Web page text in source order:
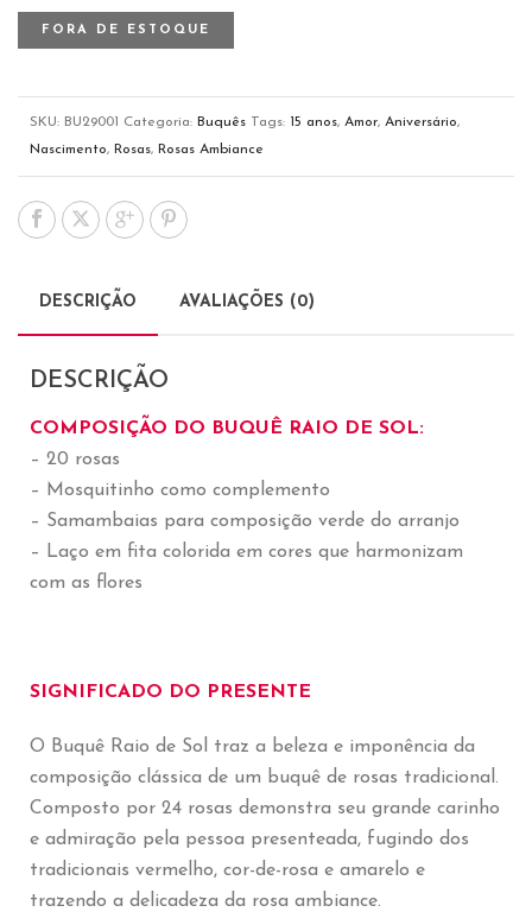
FORA DE ESTOQUE
SKU: BU29001 Categoria: Buquês Tags: 15 anos, Amor, Aniversário,
Nascimento, Rosas, Rosas Ambiance
DESCRIÇÃO AVALIAÇÕES (0)
DESCRIÇÃO
COMPOSIÇÃO DO BUQUÊ RAIO DE SOL:
– 20 rosas
– Mosquitinho como complemento
– Samambaias para composição verde do arranjo
– Laço em fita colorida em cores que harmonizam
com as flores
SIGNIFICADO DO PRESENTE
O Buquê Raio de Sol traz a beleza e imponência da
composição clássica de um buquê de rosas tradicional.
Composto por 24 rosas demonstra seu grande carinho
e admiração pela pessoa presenteada, fugindo dos
tradicionais vermelho, cor-de-rosa e amarelo e
trazendo a delicadeza da rosa ambiance.